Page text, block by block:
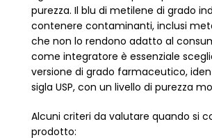
purezza. Il blu di metilene di grado
contenere contaminanti, inclusi
che non lo rendono adatto al
come integratore è essenziale
versione di grado farmaceutico,
sigla USP, con un livello di purezza
Alcuni criteri da valutare quando si
prodotto: